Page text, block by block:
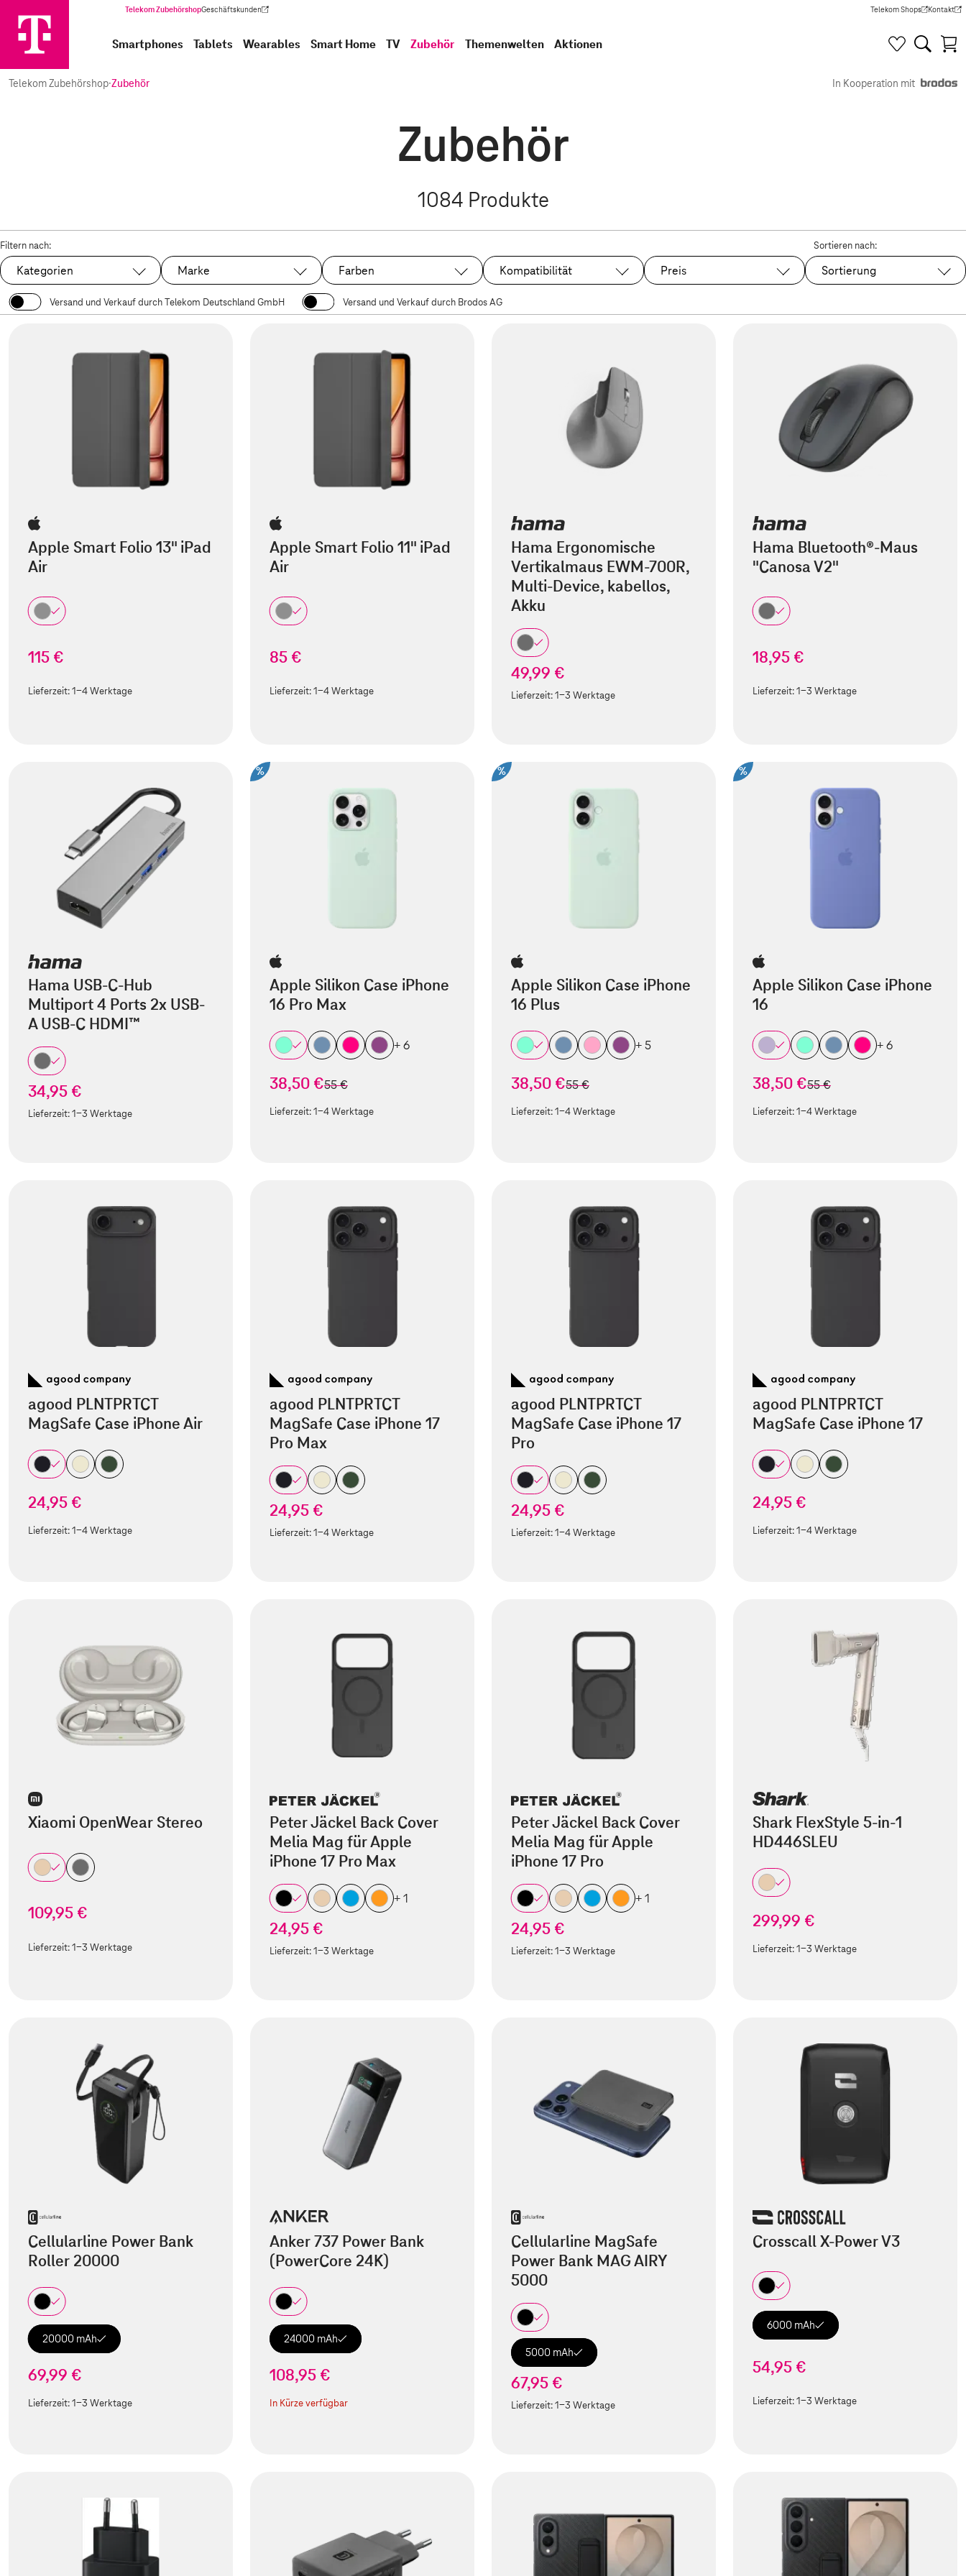
Telekom ZubehörshopGeschäftskunden
(Wird in einem neuen Tab geöffnet) Telekom Shops
(Wird in einem neuen Tab
Kontakt
(Wird in
Smartphones Tablets Wearables Smart Home TV Zubehör Themenwelten Aktionen
Telekom Zubehörshop·Zubehör In Kooperation mit
Zubehör
1084 Produkte
Filtern nach:
Kategorien Marke Farben Kompatibilität Preis
Sortieren nach:
Sortierung
Versand und Verkauf durch Telekom Deutschland GmbH Versand und Verkauf durch Brodos AG
Apple Smart Folio 13" iPad
Air
115 €
Lieferzeit:1-4 Werktage
Apple Smart Folio 11" iPad
Air
85 €
Lieferzeit:1-4 Werktage
Hama Ergonomische
Vertikalmaus EWM-700R,
Multi-Device, kabellos,
Akku
49,99 €
Lieferzeit:1-3 Werktage
Hama Bluetooth®-Maus
"Canosa V2"
18,95 €
Lieferzeit:1-3 Werktage
Hama USB-C-Hub
Multiport 4 Ports 2x USB-
A USB-C HDMI™
34,95 €
Lieferzeit:1-3 Werktage
%
Apple Silikon Case iPhone
16 Pro Max
+ 6
38,50 €statt
55 €
Lieferzeit:1-4 Werktage
%
Apple Silikon Case iPhone
16 Plus
+ 5
38,50 €statt
55 €
Lieferzeit:1-4 Werktage
%
Apple Silikon Case iPhone
16
+ 6
38,50 €statt
55 €
Lieferzeit:1-4 Werktage
agood PLNTPRTCT
MagSafe Case iPhone Air
24,95 €
Lieferzeit:1-4 Werktage
agood PLNTPRTCT
MagSafe Case iPhone 17
Pro Max
24,95 €
Lieferzeit:1-4 Werktage
agood PLNTPRTCT
MagSafe Case iPhone 17
Pro
24,95 €
Lieferzeit:1-4 Werktage
agood PLNTPRTCT
MagSafe Case iPhone 17
24,95 €
Lieferzeit:1-4 Werktage
Xiaomi OpenWear Stereo
109,95 €
Lieferzeit:1-3 Werktage
Peter Jäckel Back Cover
Melia Mag für Apple
iPhone 17 Pro Max
+ 1
24,95 €
Lieferzeit:1-3 Werktage
Peter Jäckel Back Cover
Melia Mag für Apple
iPhone 17 Pro
+ 1
24,95 €
Lieferzeit:1-3 Werktage
Shark FlexStyle 5-in-1
HD446SLEU
299,99 €
Lieferzeit:1-3 Werktage
Cellularline Power Bank
Roller 20000
20000 mAh
69,99 €
Lieferzeit:1-3 Werktage
Anker 737 Power Bank
(PowerCore 24K)
24000 mAh
108,95 €
In Kürze verfügbar
Cellularline MagSafe
Power Bank MAG AIRY
5000
5000 mAh
67,95 €
Lieferzeit:1-3 Werktage
Crosscall X-Power V3
6000 mAh
54,95 €
Lieferzeit:1-3 Werktage